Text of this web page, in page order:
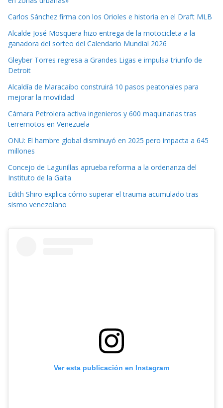
Carlos Sánchez firma con los Orioles e historia en el Draft MLB
Alcalde José Mosquera hizo entrega de la motocicleta a la
ganadora del sorteo del Calendario Mundial 2026
Gleyber Torres regresa a Grandes Ligas e impulsa triunfo de
Detroit
Alcaldía de Maracaibo construirá 10 pasos peatonales para
mejorar la movilidad
Cámara Petrolera activa ingenieros y 600 maquinarias tras
terremotos en Venezuela
ONU: El hambre global disminuyó en 2025 pero impacta a 645
millones
Concejo de Lagunillas aprueba reforma a la ordenanza del
Instituto de la Gaita
Edith Shiro explica cómo superar el trauma acumulado tras
sismo venezolano
Ver esta publicación en Instagram